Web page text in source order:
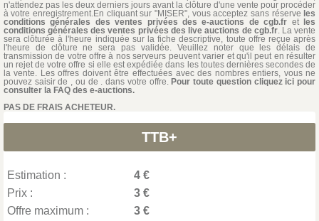
n'attendez pas les deux derniers jours avant la clôture d'une vente pour procéder
à votre enregistrement.En cliquant sur "MISER", vous acceptez sans réserve les
conditions générales des ventes privées des e-auctions de cgb.fr et les
conditions générales des ventes privées des live auctions de cgb.fr. La vente
sera clôturée à l'heure indiquée sur la fiche descriptive, toute offre reçue après
l'heure de clôture ne sera pas validée. Veuillez noter que les délais de
transmission de votre offre à nos serveurs peuvent varier et qu'il peut en résulter
un rejet de votre offre si elle est expédiée dans les toutes dernières secondes de
la vente. Les offres doivent être effectuées avec des nombres entiers, vous ne
pouvez saisir de , ou de . dans votre offre.Pour toute question cliquez ici pour
consulter la FAQ des e-auctions.
PAS DE FRAIS ACHETEUR.
TTB+
Estimation :
4 €
Prix :
3 €
Offre maximum :
3 €